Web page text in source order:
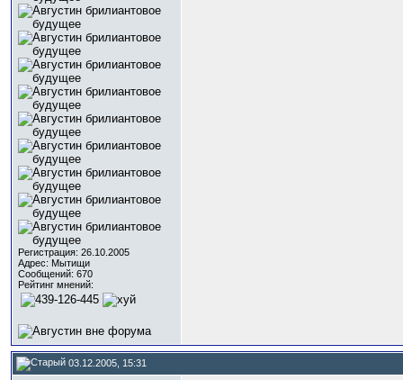
Регистрация: 26.10.2005
Адрес: Мытищи
Сообщений: 670
Рейтинг мнений:
03.12.2005, 15:31